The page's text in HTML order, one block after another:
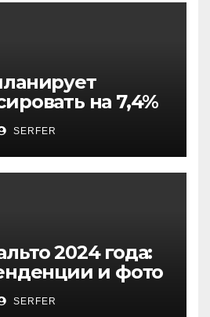
на 7,4%
и
SERFER
2024 года:
и фото
SERFER